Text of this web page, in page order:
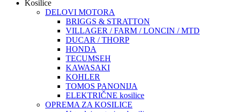
Kosilice
DELOVI MOTORA
BRIGGS & STRATTON
VILLAGER / FARM / LONCIN / MTD
DUCAR / THORP
HONDA
TECUMSEH
KAWASAKI
KOHLER
TOMOS PANONIJA
ELEKTRIČNE kosilice
OPREMA ZA KOSILICE